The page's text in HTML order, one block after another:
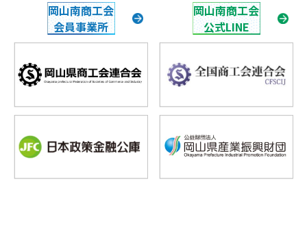
岡山南商工会
会員事業所
岡山南商工会
公式LINE